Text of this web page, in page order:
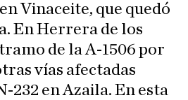
Vinaceite, que quedó
En Herrera de los
de la A-1506 por
vías afectadas
232 en Azaila. En esta